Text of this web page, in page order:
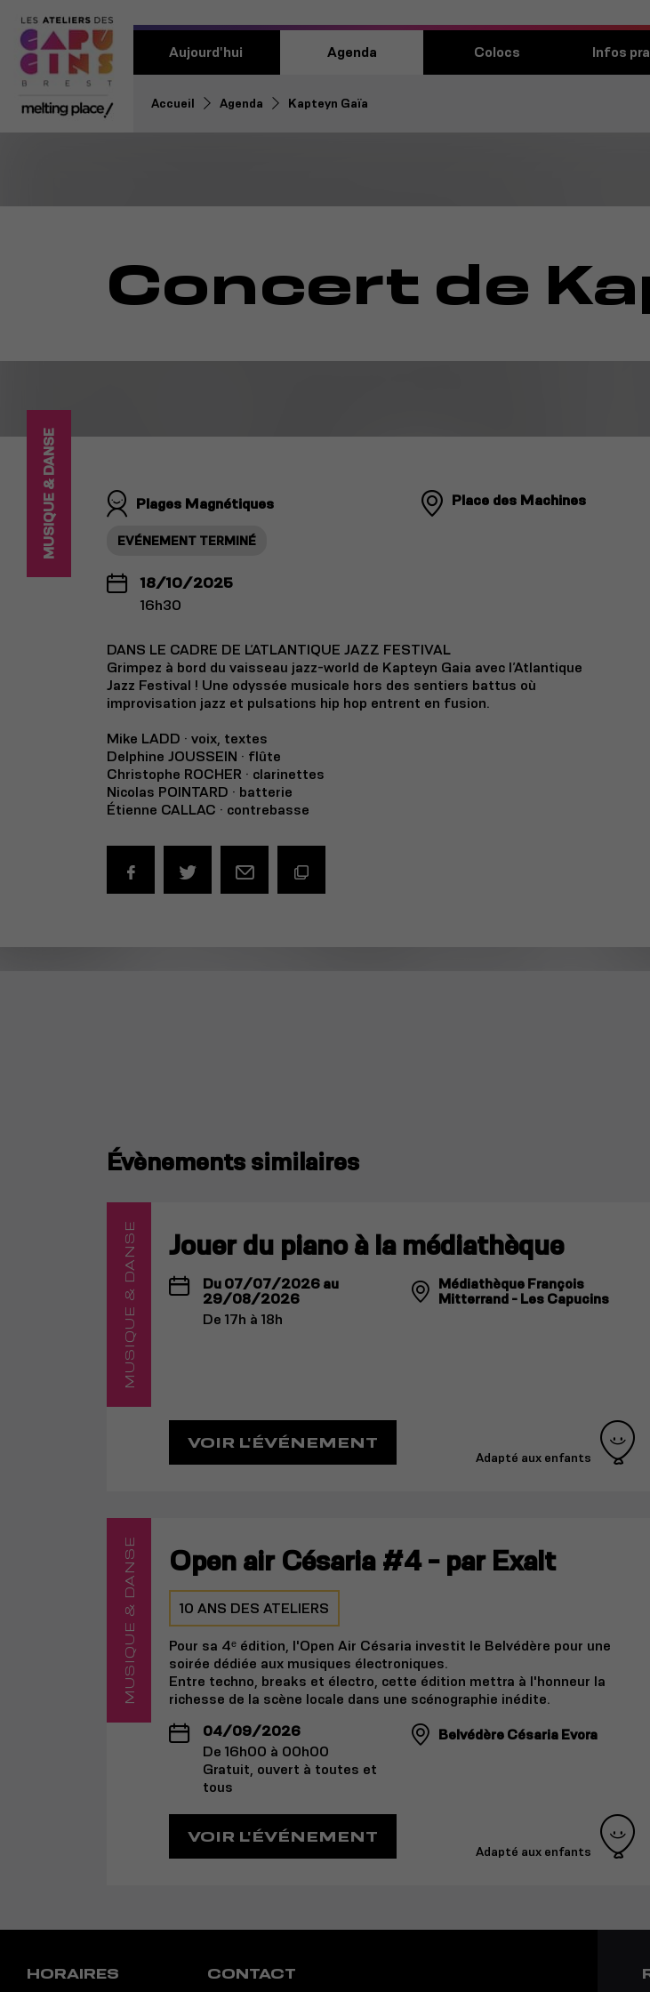
Aujourd'hui Agenda Colocs Infos
Accueil Agenda Kapteyn Gaïa
Concert de
MUSIQUE & DANSE Plages Magnétiques Place des Machines
EVÉNEMENT TERMINÉ
18/10/2025
16h30
DANS LE CADRE DE L’ATLANTIQUE JAZZ FESTIVAL
Grimpez à bord du vaisseau jazz-world de Kapteyn Gaia avec l’Atlantique
Jazz Festival ! Une odyssée musicale hors des sentiers battus où
improvisation jazz et pulsations hip hop entrent en fusion.
Mike LADD · voix, textes
Delphine JOUSSEIN · flûte
Christophe ROCHER · clarinettes
Nicolas POINTARD · batterie
Étienne CALLAC · contrebasse
Évènements similaires
MUSIQUE & DANSE Jouer du piano à la médiathèque
Du 07/07/2026 au
29/08/2026
De 17h à 18h
Médiathèque François
Mitterrand - Les Capucins
Adapté aux enfants
VOIR L'ÉVÉNEMENT
MUSIQUE & DANSE Open air Césaria #4 - par Exalt
10 ANS DES ATELIERS
Pour sa 4ᵉ édition, l'Open Air Césaria investit le Belvédère pour une
soirée dédiée aux musiques électroniques.
Entre techno, breaks et électro, cette édition mettra à l'honneur la
richesse de la scène locale dans une scénographie inédite.
04/09/2026
De 16h00 à 00h00
Gratuit, ouvert à toutes et
tous
Belvédère Césaria Evora
Adapté aux enfants
VOIR L'ÉVÉNEMENT
HORAIRES CONTACT